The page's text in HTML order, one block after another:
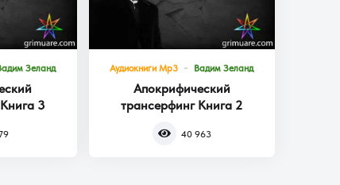
Зеланд
3
Аудиокниги Mp3 Вадим Зеланд
Апокрифический
трансерфинг Книга 2
40 963